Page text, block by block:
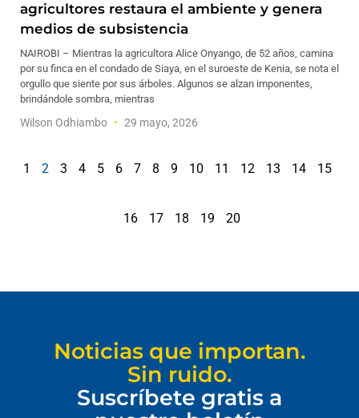
agricultores restaura el ambiente y genera
medios de subsistencia
NAIROBI – Mientras la agricultora Alice Onyango, de 52 años, camina
por su finca en el condado de Siaya, en el suroeste de Kenia, se nota el
orgullo que siente por sus árboles. Algunos se alzan imponentes,
brindándole sombra, mientras
Wilson Odhiambo 29 mayo, 2026
1 2 3 4 5 6 7 8 9 10 11 12 13 14 15
16 17 18 19 20
Noticias que importan.
Sin ruido.
Suscríbete gratis a